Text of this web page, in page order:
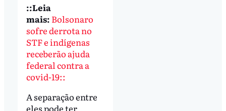
::Leia
mais: Bolsonaro
sofre derrota no
STF e indígenas
receberão ajuda
federal contra a
covid-19::
A separação entre
eles pode ter